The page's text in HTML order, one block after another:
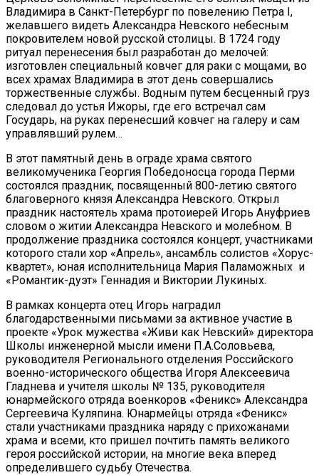
Владимира в Санкт-Петербург по повелению Петра I,
желавшего видеть Александра Невского небесным
покровителем новой русской столицы. В 1724 году
ритуал перенесения был разработан до мелочей:
изготовлен специальный ковчег для раки с мощами, во
всех храмах Владимира в этот день совершались
торжественные службы. Водным путем бесценный груз
следовал до устья Ижоры, где его встречал сам
Государь, на руках перенесший ковчег на галеру и сам
управлявший рулем…
В этот памятный день в ограде храма святого
великомученика Георгия Победоносца города Перми
состоялся праздник, посвященный 800-летию святого
благоверного князя Александра Невского. Открыл
праздник настоятель храма протоиерей Игорь Ануфриев
словом о житии Александра Невского и молебном. В
продолжение праздника состоялся концерт, участниками
которого стали хор «Апрель», ансамбль солистов «Хорус-
квартет», юная исполнительница Мария Паламожных и
«Романтик-дуэт» Геннадия и Виктории Лукиных.
В рамках концерта отец Игорь наградил
благодарственными письмами за активное участие в
проекте «Урок мужества «Живи как Невский» директора
Школы инженерной мысли имени П.А.Соловьева,
руководителя Регионального отделения Российского
военно-исторического общества Игоря Алексеевича
Гладнева и учителя школы № 135, руководителя
юнармейского отряда военкоров «Феникс» Александра
Сергеевича Куляпина. Юнармейцы отряда «Феникс»
стали участниками праздника наряду с прихожанами
храма и всеми, кто пришел почтить память великого
героя российской истории, на многие века вперед
определившего судьбу Отечества.